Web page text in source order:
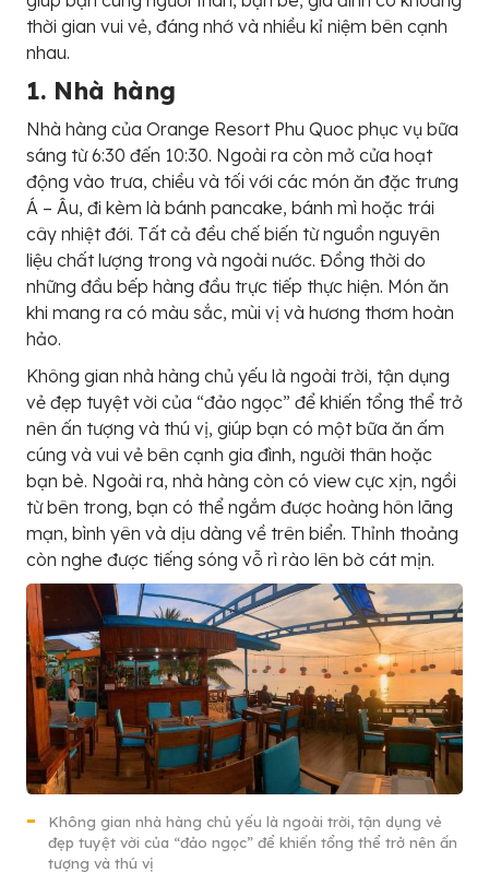
thời gian vui vẻ, đáng nhớ và nhiều kỉ niệm bên cạnh
nhau.
1. Nhà hàng
Nhà hàng của Orange Resort Phu Quoc phục vụ bữa
sáng từ 6:30 đến 10:30. Ngoài ra còn mở cửa hoạt
động vào trưa, chiều và tối với các món ăn đặc trưng
Á – Âu, đi kèm là bánh pancake, bánh mì hoặc trái
cây nhiệt đới. Tất cả đều chế biến từ nguồn nguyên
liệu chất lượng trong và ngoài nước. Đồng thời do
những đầu bếp hàng đầu trực tiếp thực hiện. Món ăn
khi mang ra có màu sắc, mùi vị và hương thơm hoàn
hảo.
Không gian nhà hàng chủ yếu là ngoài trời, tận dụng
vẻ đẹp tuyệt vời của “đảo ngọc” để khiến tổng thể trở
nên ấn tượng và thú vị, giúp bạn có một bữa ăn ấm
cúng và vui vẻ bên cạnh gia đình, người thân hoặc
bạn bè. Ngoài ra, nhà hàng còn có view cực xịn, ngồi
từ bên trong, bạn có thể ngắm được hoàng hôn lãng
mạn, bình yên và dịu dàng về trên biển. Thỉnh thoảng
còn nghe được tiếng sóng vỗ rì rào lên bờ cát mịn.
Không gian nhà hàng chủ yếu là ngoài trời, tận dụng vẻ
đẹp tuyệt vời của “đảo ngọc” để khiến tổng thể trở nên ấn
tượng và thú vị